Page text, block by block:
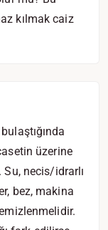
kılmak caiz
üzerine
necis/idrarlı
bez, makina